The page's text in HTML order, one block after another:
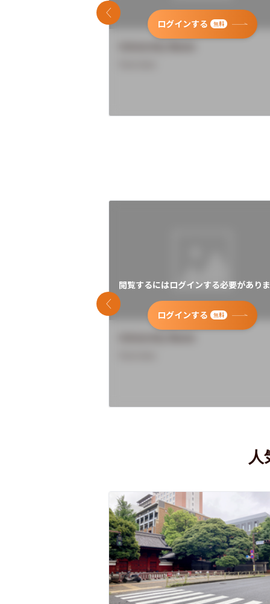
ログインする 無料
前のスライド
閲覧するにはログインする必要があり
ログインする 無料
前のスライド